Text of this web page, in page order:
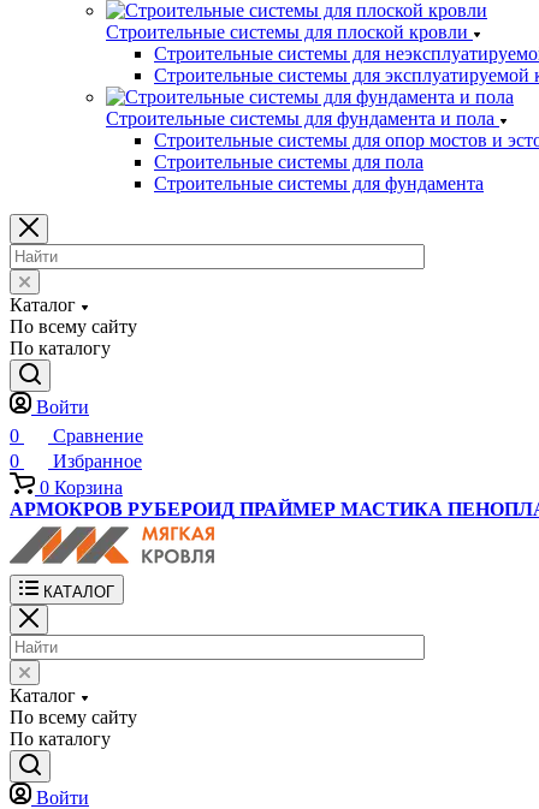
Строительные системы для плоской кровли
Строительные системы для
Строительные системы для эксплуатируемой
Строительные системы для фундамента и пола
Строительные системы для опор мостов и
Строительные системы для пола
Строительные системы для фундамента
Каталог
По всему сайту
По каталогу
Войти
0
Сравнение
0
Избранное
0 Корзина
АРМОКРОВ РУБЕРОИД ПРАЙМЕР МАСТИКА
КАТАЛОГ
Каталог
По всему сайту
По каталогу
Войти